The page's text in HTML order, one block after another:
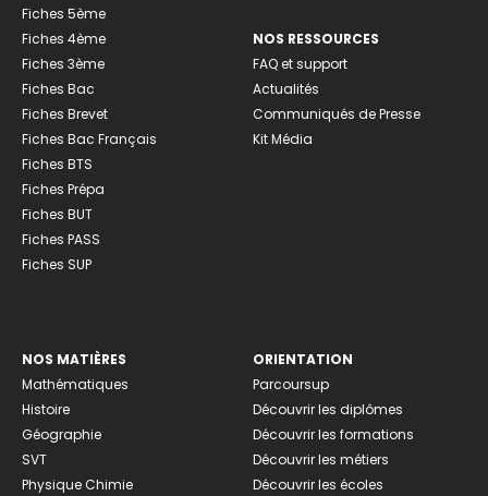
Fiches 5ème
Fiches 4ème
Fiches 3ème
Fiches Bac
Fiches Brevet
Fiches Bac Français
Fiches BTS
Fiches Prépa
Fiches BUT
Fiches PASS
Fiches SUP
NOS RESSOURCES
FAQ et support
Actualités
Communiqués de Presse
Kit Média
NOS MATIÈRES
Mathématiques
Histoire
Géographie
SVT
Physique Chimie
ORIENTATION
Parcoursup
Découvrir les diplômes
Découvrir les formations
Découvrir les métiers
Découvrir les écoles